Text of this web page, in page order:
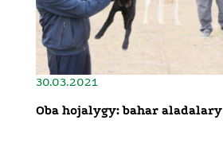
30.03.2021
Oba hojalygy: bahar aladalary